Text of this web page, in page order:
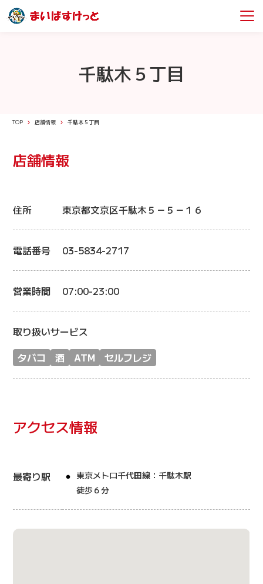
千駄木５丁目
TOP 店舗情報 千駄木５丁目
店舗情報
住所 東京都文京区千駄木５－５－１６
電話番号 03-5834-2717
営業時間 07:00-23:00
取り扱いサービス
タバコ
酒 ATM セルフレジ
アクセス情報
最寄り駅
東京メトロ千代田線：千駄木駅
徒歩６分